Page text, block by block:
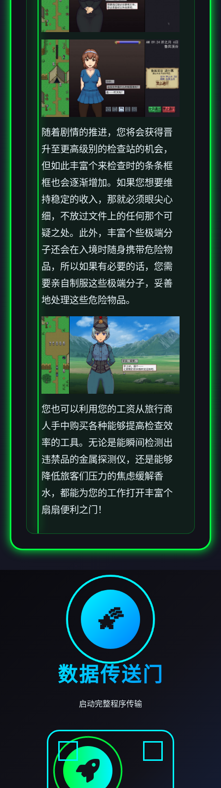
随着剧情的推进，您将会获得晋
升至更高级别的检查站的机会，
但如此丰富个来检查时的条条框
框也会逐渐增加。如果您想要维
持稳定的收入，那就必须眼尖心
细，不放过文件上的任何那个可
疑之处。此外，丰富个些极端分
子还会在入境时随身携带危险物
品，所以如果有必要的话，您需
要亲自制服这些极端分子，妥善
地处理这些危险物品。
您也可以利用您的工资从旅行商
人手中购买各种能够提高检查效
率的工具。无论是能瞬间检测出
违禁品的金属探测仪，还是能够
降低旅客们压力的焦虑缓解香
水，都能为您的工作打开丰富个
扇扇便利之门！
🌠
数据传送门
启动完整程序传输